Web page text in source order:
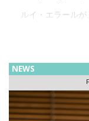
ルイ・エラール
表～世界限定
NEWS